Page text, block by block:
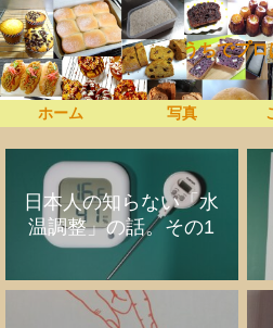
うちでプロ
ホーム 写真
日本人の知らない「水
温調整」の話。その1